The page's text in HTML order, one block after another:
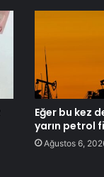
Eğer bu kez
yarın petrol
Ağustos 6,